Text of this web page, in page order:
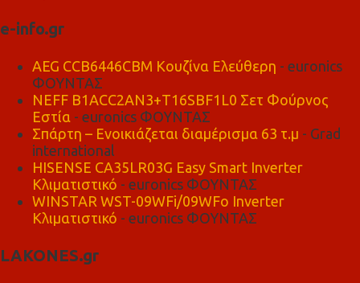
e-info.gr
AEG CCB6446CBM Κουζίνα Ελεύθερη - euronics
ΦΟΥΝΤΑΣ
NEFF B1ACC2AN3+T16SBF1L0 Σετ Φούρνος
Εστία - euronics ΦΟΥΝΤΑΣ
Σπάρτη – Ενοικιάζεται διαμέρισμα 63 τ.μ - Grad
international
HISENSE CA35LR03G Easy Smart Inverter
Κλιματιστικό - euronics ΦΟΥΝΤΑΣ
WINSTAR WST-09WFi/09WFo Inverter
Κλιματιστικό - euronics ΦΟΥΝΤΑΣ
LAKONES.gr